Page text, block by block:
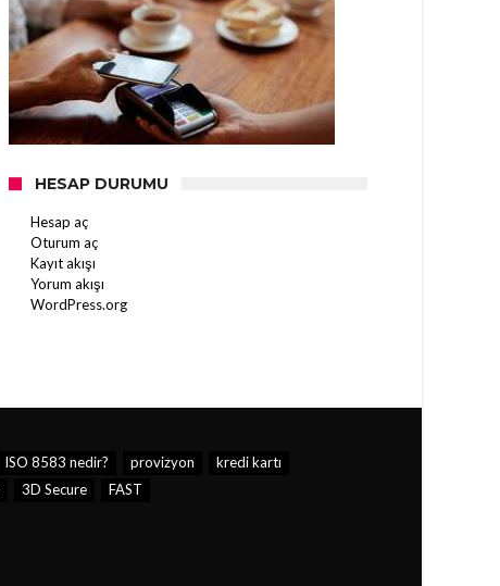
HESAP DURUMU
Hesap aç
Oturum aç
Kayıt akışı
Yorum akışı
WordPress.org
ISO 8583 nedir? provizyon
kredi kartı
3D Secure FAST